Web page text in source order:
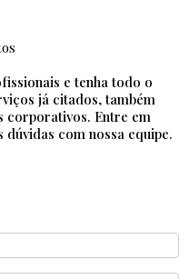
e tenha todo o
já citados, também
corporativos. Entre em
com nossa equipe.